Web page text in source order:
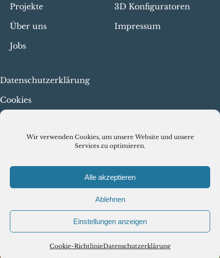
Wir verwenden Cookies, um unsere Website und unsere
Services zu optimieren.
Alle akzeptieren
Ablehnen
Einstellungen anzeigen
Cookie-RichtlinieDatenschutzerklärung
Projekte
Über uns
Jobs
3D Konfiguratoren
Impressum
Datenschutzerklärung
Cookies
© VISCIRCLE GMBH 2026